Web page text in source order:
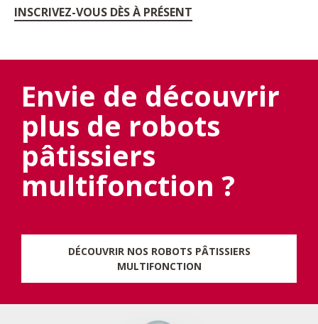
INSCRIVEZ-VOUS DÈS À PRÉSENT
Envie de découvrir
plus de robots
pâtissiers
multifonction ?
DÉCOUVRIR NOS ROBOTS PÂTISSIERS
MULTIFONCTION